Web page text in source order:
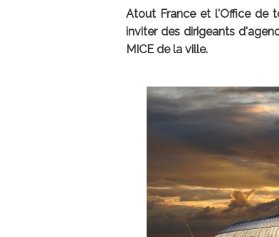
Atout France et l'Office de
inviter des dirigeants
MICE de la ville.